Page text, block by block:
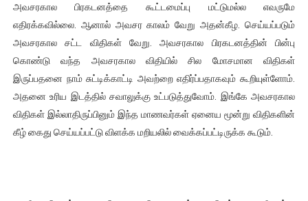
அவசரகால பிரகடனத்தை கூட்டமைப்பு மட்டுமல்ல எவருமே
எதிரக்கவில்லை. ஆனால் அவசர காலம் வேறு அதன்கீழ. செய்யப்படும்
அவசரகால சட்ட விதிகள் வேறு. அவசரகால பிரகடனத்தின் பின்பு
கொண்டு வந்த அவசரகால விதியில் சில மோசமான விதிகள்
இருப்பதனை நாம் சுட்டிக்காட்டி அவற்றை எதிர்ப்பதாகவும் கூறியுள்ளோம்.
அதனை உரிய இடத்தில் சவாலுக்கு உட்படுத்துவோம். இங்கே அவசரகால
விதிகள் இல்லாதிருப்பினும் இந்த மாணவர்கள் ஏனைய மூன்று விதிகளின்
கீழ் கைது செய்யப்பட்டு விளக்க மறியலில் வைக்கப்பட்டிருக்க கூடும்.